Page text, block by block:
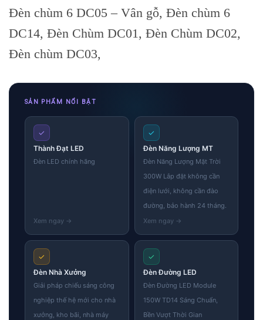
Đèn chùm 6 DC05 – Vân gỗ, Đèn chùm 6
DC14, Đèn Chùm DC01, Đèn Chùm DC02,
Đèn chùm DC03,
SẢN PHẨM NỔI BẬT
✓
Thành Đạt LED
Đèn LED chính hãng
✓
Đèn Năng Lượng MT
Đèn Năng Lượng Mặt Trời
300W Lắp đặt không cần
điện lưới, không cần đào
đường, bảo hành 24 tháng.
✓
Đèn Nhà Xưởng
Giải pháp chiếu sáng công
nghiệp thế hệ mới cho nhà
xưởng, kho bãi, nhà máy
✓
Đèn Đường LED
Đèn Đường LED Module
150W TD14 Sáng Chuẩn,
Bền Vượt Thời Gian